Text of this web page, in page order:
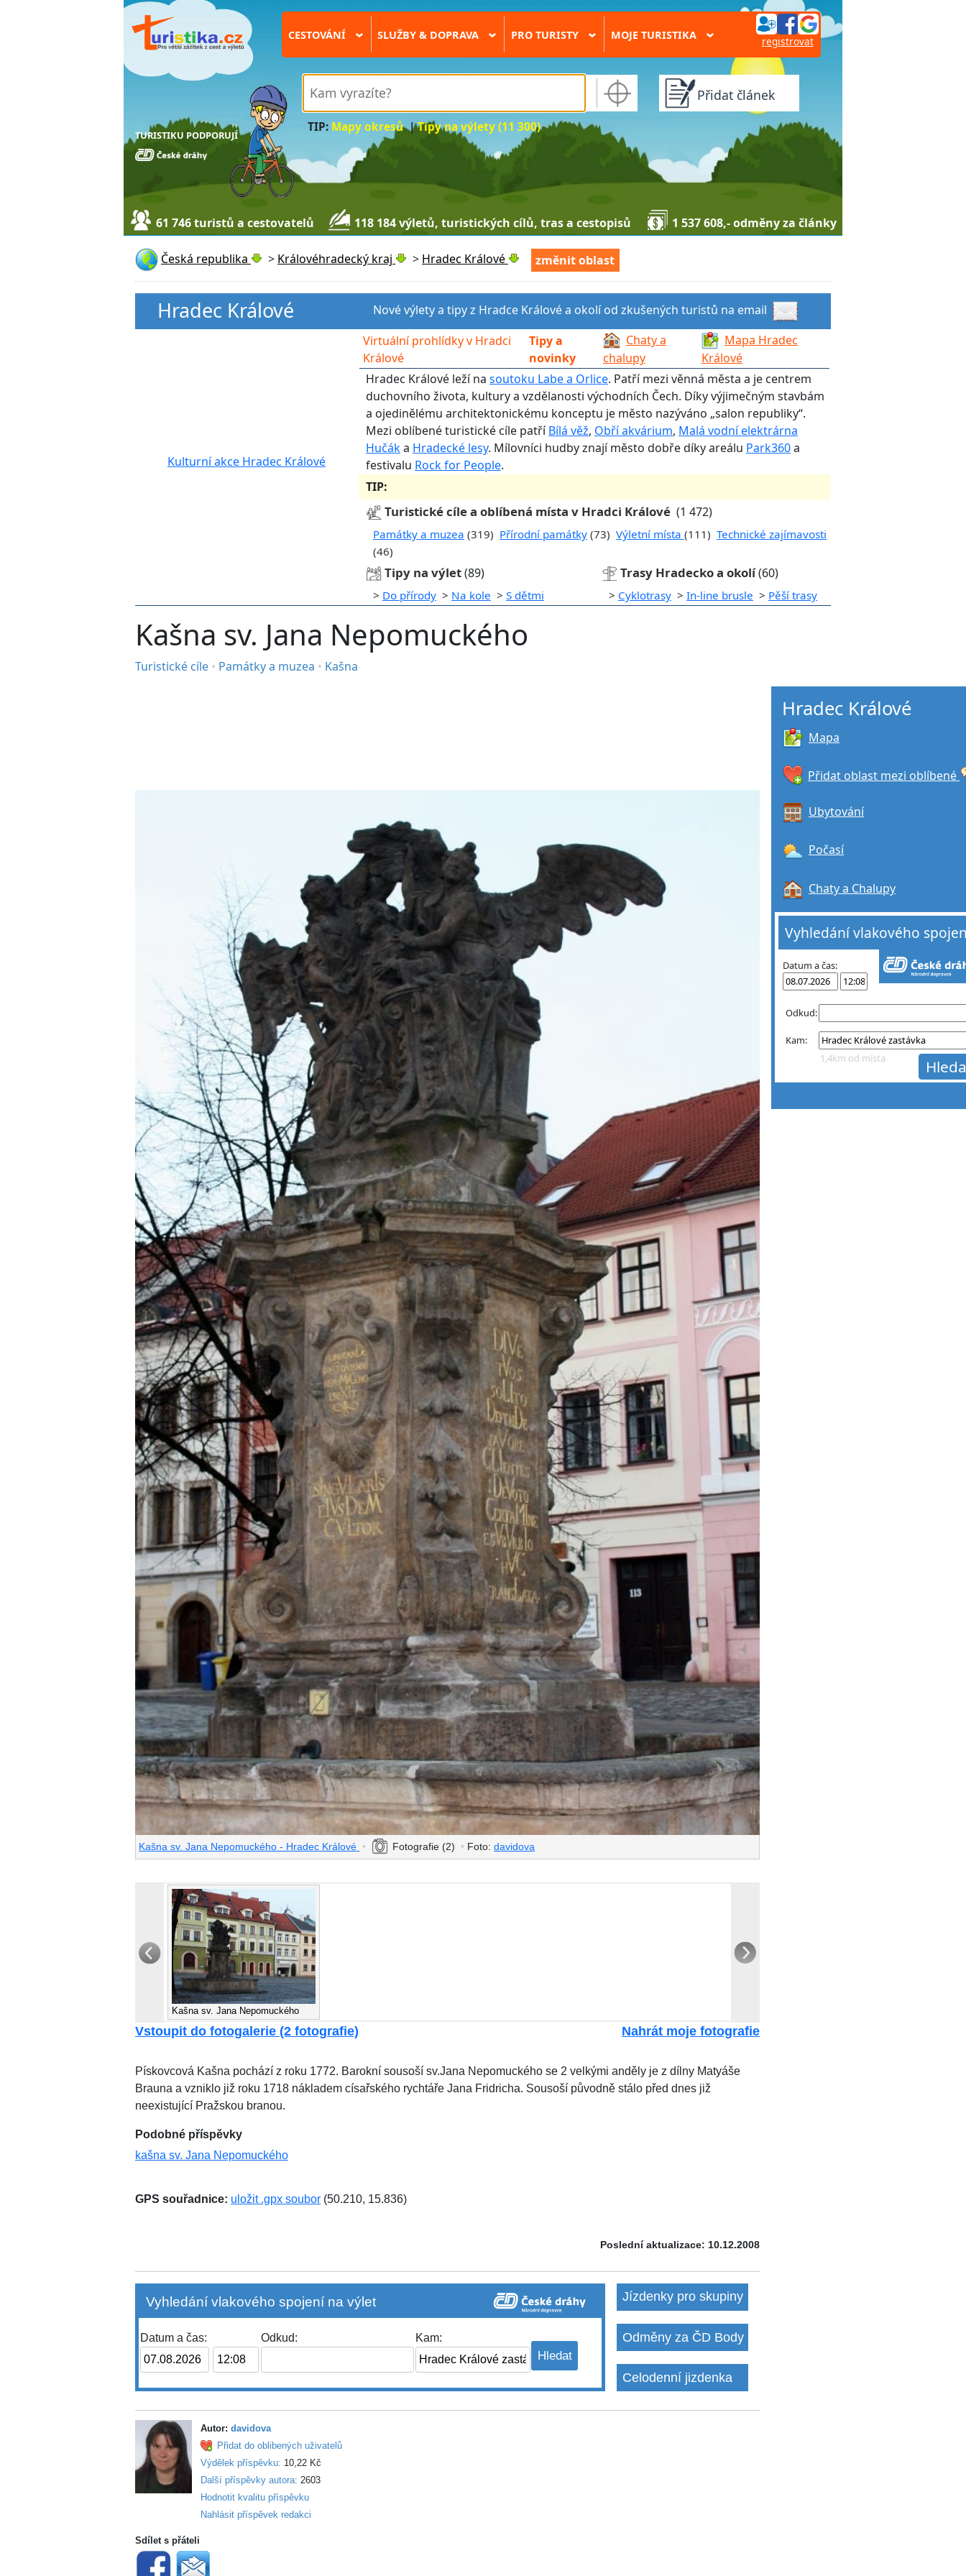
TURISTIKU PODPORUJÍ
CESTOVÁNÍ › SLUŽBY & DOPRAVA › PRO TURISTY › MOJE TURISTIKA › registrovat
TIP: Mapy okresů|Tipy na výlety (11 300)
Přidat článek
61 746 turistů a cestovatelů 118 184 výletů, turistických cílů, tras a cestopisů 1 537 608,- odměny za články
Česká republika > Královéhradecký kraj > Hradec Králové změnit oblast
Hradec Králové Nové výlety a tipy z Hradce Králové a okolí od zkušených turistů na email
Kulturní akce Hradec Králové
Virtuální prohlídky v Hradci
Králové
Tipy a
novinky
Chaty a
chalupy
Mapa Hradec
Králové
Hradec Králové leží na soutoku Labe a Orlice. Patří mezi věnná města a je centrem
duchovního života, kultury a vzdělanosti východních Čech. Díky výjimečným stavbám
a ojedinělému architektonickému konceptu je město nazýváno „salon republiky“.
Mezi oblíbené turistické cíle patříBílá věž, Obří akvárium, Malá vodní elektrárna
Hučáka Hradecké lesy. Mílovníci hudby znají město dobře díky areálu Park360a
festivalu Rock for People.
TIP:
Turistické cíle a oblíbená místa v Hradci Králové (1 472)
Památky a muzea (319) Přírodní památky (73) Výletní místa (111) Technické zajímavosti
(46)
Tipy na výlet(89) Trasy Hradecko a okolí(60)
> Do přírody > Na kole > S dětmi > Cyklotrasy > In-line brusle > Pěší trasy
Kašna sv. Jana Nepomuckého
Turistické cíle • Památky a muzea • Kašna
Kašna sv. Jana Nepomuckého - Hradec Králové • Fotografie (2) • Foto:davidova
Kašna sv. Jana Nepomuckého
Nahrát moje fotografie
Vstoupit do fotogalerie (2 fotografie)
Pískovcová Kašna pochází z roku 1772. Barokní sousoší sv.Jana Nepomuckého se 2 velkými anděly je z dílny Matyáše
Brauna a vzniklo již roku 1718 nákladem císařského rychtáře Jana Fridricha. Sousoší původně stálo před dnes již
neexistující Pražskou branou.
Podobné příspěvky
kašna sv. Jana Nepomuckého
GPS souřadnice: uložit .gpx soubor (50.210, 15.836)
Poslední aktualizace: 10.12.2008
Vyhledání vlakového spojení na výlet
Datum a čas: Odkud: Kam:
Jízdenky pro skupiny
Odměny za ČD Body
Celodenní jizdenka
Autor:davidova
Přidat do oblibených uživatelů
Výdělek příspěvku: 10,22 Kč
Další příspěvky autora: 2603
Hodnotit kvalitu příspěvku
Nahlásit příspěvek redakci
Sdílet s přáteli
Hradec Králové
Mapa
Přidat oblast mezi oblíbené
Ubytování
Počasí
Chaty a Chalupy
Vyhledání vlakového
Datum a čas:
Odkud:
Kam:
1,4km od místa